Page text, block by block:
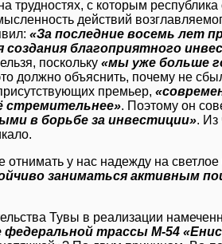
с которым республика
действий
«За последние восемь лет
благоприятного
поскольку «мы уже больше
должно объяснить, почему не
премьер,
стремительнее». Поэтому он
в борьбе за инвестиции». Из
отнимать у нас надежду на
заниматься активным
Тувы в реализации
федеральной трассы М-54